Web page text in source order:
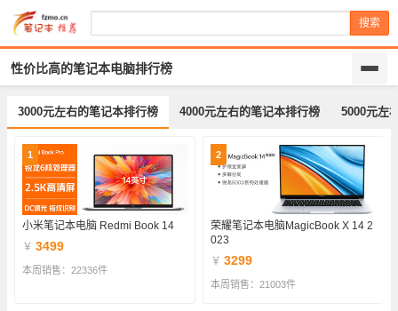
搜索
性价比高的笔记本电脑排行榜
3000元左右的笔记本排行榜 4000元左右的笔记本排行榜 5000元左
1
小米笔记本电脑 Redmi Book 14
￥ 3499
本周销售：22336件
2
荣耀笔记本电脑MagicBook X 14 2
023
￥ 3299
本周销售：21003件